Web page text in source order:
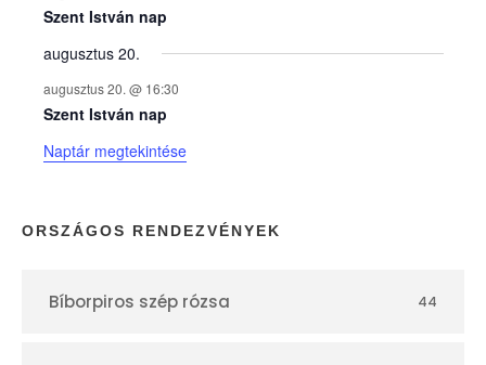
e
k
n
a
p
Szent István nap
augusztus 20.
augusztus 20. @ 16:30
Szent István nap
Naptár megtekintése
ORSZÁGOS RENDEZVÉNYEK
Bíborpiros szép rózsa 44